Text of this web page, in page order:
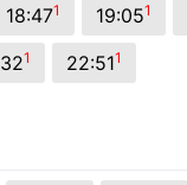
18:471 19:051
1 22:511